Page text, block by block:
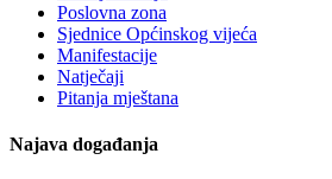
Poslovna zona
Sjednice Općinskog vijeća
Manifestacije
Natječaji
Pitanja mještana
Najava događanja